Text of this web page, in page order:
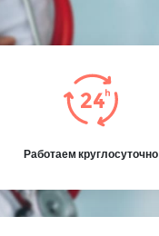
Работаем круглосуточно